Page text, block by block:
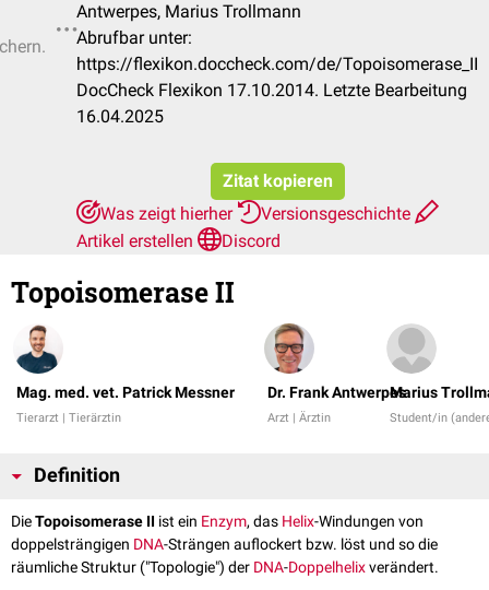
Antwerpes, Marius Trollmann
Abrufbar unter:
https://flexikon.doccheck.com/de/Topoisomerase_II
DocCheck Flexikon 17.10.2014. Letzte Bearbeitung
16.04.2025
Zitat kopieren
Was zeigt hierher
Versionsgeschichte
Artikel erstellen
Discord
Topoisomerase II
Mag. med. vet. Patrick Messner
Tierarzt | Tierärztin
Dr. Frank Antwerpes
Arzt | Ärztin
Marius
Student/in
Definition
DieTopoisomerase II ist ein Enzym, das Helix-Windungen von
doppelsträngigen DNA-Strängen auflockert bzw. löst und so die
räumliche Struktur ("Topologie") der DNA-Doppelhelixverändert.